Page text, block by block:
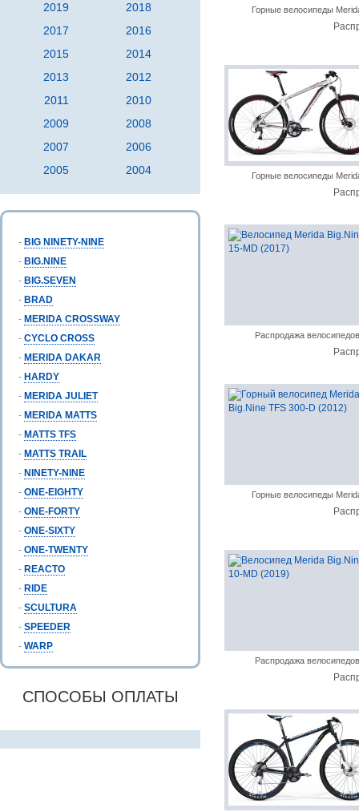
2019
2018
2017
2016
2015
2014
2013
2012
2011
2010
2009
2008
2007
2006
2005
2004
- BIG NINETY-NINE
- BIG.NINE
- BIG.SEVEN
- BRAD
- MERIDA CROSSWAY
- CYCLO CROSS
- MERIDA DAKAR
- HARDY
- MERIDA JULIET
- MERIDA MATTS
- MATTS TFS
- MATTS TRAIL
- NINETY-NINE
- ONE-EIGHTY
- ONE-FORTY
- ONE-SIXTY
- ONE-TWENTY
- REACTO
- RIDE
- SCULTURA
- SPEEDER
- WARP
СПОСОБЫ ОПЛАТЫ
Горные велосипеды
Горные велосипеды
Распродажа велосипедов
Горные велосипеды
Распродажа велосипедов